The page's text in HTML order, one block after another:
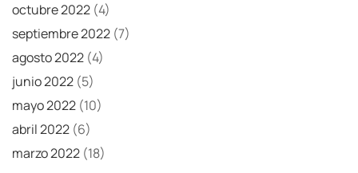
octubre 2022 (4)
septiembre 2022 (7)
agosto 2022 (4)
junio 2022 (5)
mayo 2022 (10)
abril 2022 (6)
marzo 2022 (18)